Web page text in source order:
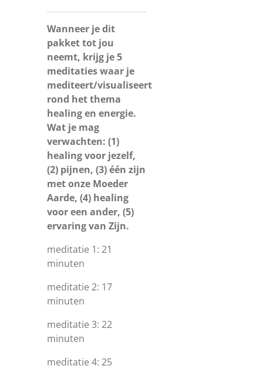
Wanneer je dit
pakket tot jou
neemt, krijg je 5
meditaties waar je
mediteert/visualiseert
rond het thema
healing en energie.
Wat je mag
verwachten: (1)
healing voor jezelf,
(2) pijnen, (3) één zijn
met onze Moeder
Aarde, (4) healing
voor een ander, (5)
ervaring van Zijn.
meditatie 1: 21
minuten
meditatie 2: 17
minuten
meditatie 3: 22
minuten
meditatie 4: 25